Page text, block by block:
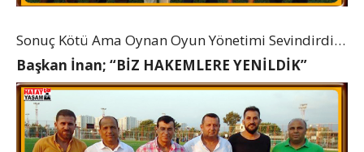
Sonuç Kötü Ama Oynan Oyun Yönetimi Sevindirdi…
Başkan İnan; “BİZ HAKEMLERE YENİLDİK”